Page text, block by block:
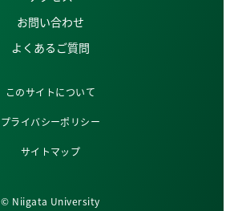
お問い合わせ
よくあるご質問
このサイトについて
プライバシーポリシー
サイトマップ
© Niigata University